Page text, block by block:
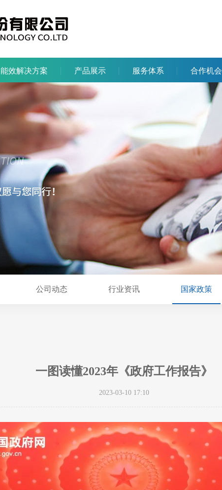
能效解决方案 产品展示 服务体系 合作机会
公司动态 行业资讯 国家政策
一图读懂2023年《政府工作报告》
2023-03-10 17:10